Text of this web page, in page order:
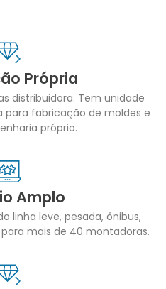
Própria
distribuidora. Tem unidade
fabricação de moldes e
próprio.
Amplo
linha leve, pesada, ônibus,
mais de 40 montadoras.